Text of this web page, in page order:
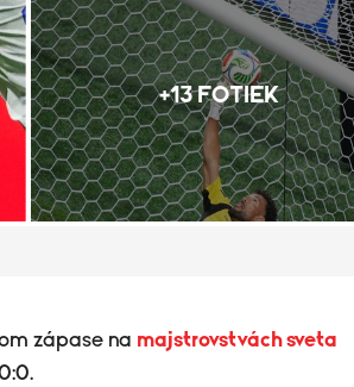
+13 FOTIEK
zápase na majstrovstvách sveta